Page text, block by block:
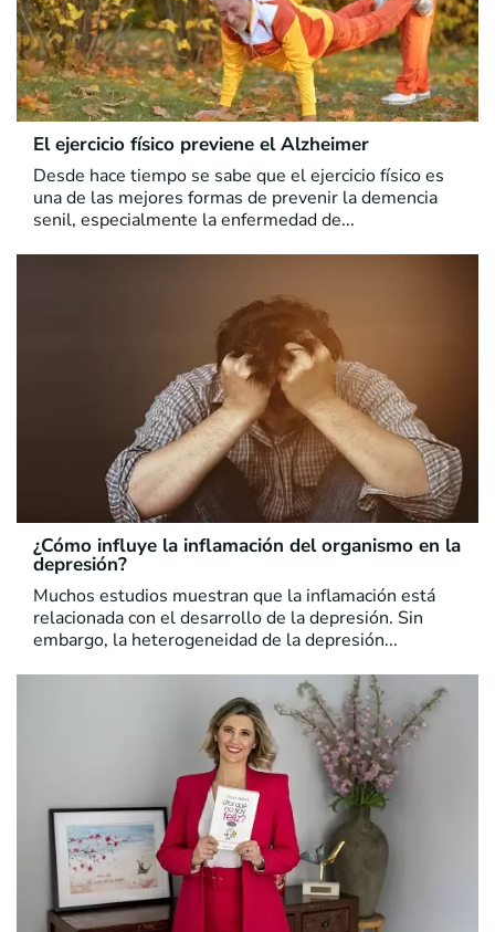
El ejercicio físico previene el Alzheimer
Desde hace tiempo se sabe que el ejercicio físico es
una de las mejores formas de prevenir la demencia
senil, especialmente la enfermedad de...
¿Cómo influye la inflamación del organismo en la
depresión?
Muchos estudios muestran que la inflamación está
relacionada con el desarrollo de la depresión. Sin
embargo, la heterogeneidad de la depresión...